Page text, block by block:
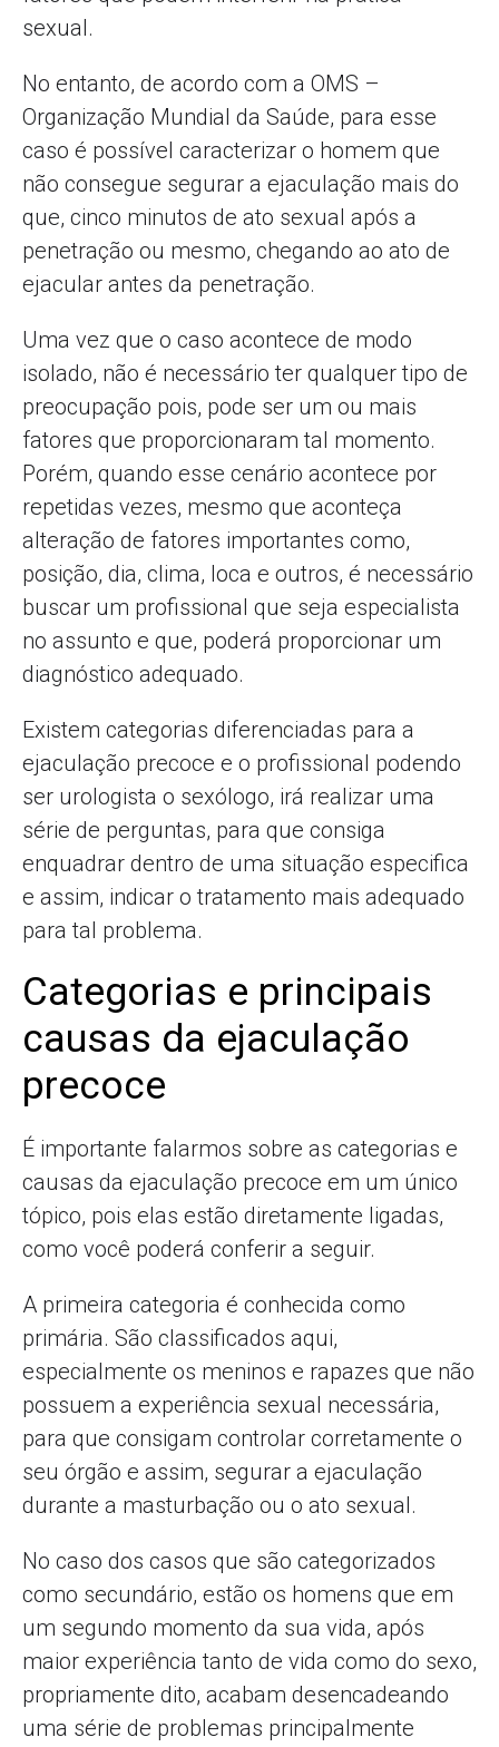
sexual.
No entanto, de acordo com a OMS –
Organização Mundial da Saúde, para esse
caso é possível caracterizar o homem que
não consegue segurar a ejaculação mais do
que, cinco minutos de ato sexual após a
penetração ou mesmo, chegando ao ato de
ejacular antes da penetração.
Uma vez que o caso acontece de modo
isolado, não é necessário ter qualquer tipo de
preocupação pois, pode ser um ou mais
fatores que proporcionaram tal momento.
Porém, quando esse cenário acontece por
repetidas vezes, mesmo que aconteça
alteração de fatores importantes como,
posição, dia, clima, loca e outros, é necessário
buscar um profissional que seja especialista
no assunto e que, poderá proporcionar um
diagnóstico adequado.
Existem categorias diferenciadas para a
ejaculação precoce e o profissional podendo
ser urologista o sexólogo, irá realizar uma
série de perguntas, para que consiga
enquadrar dentro de uma situação especifica
e assim, indicar o tratamento mais adequado
para tal problema.
Categorias e principais
causas da ejaculação
precoce
É importante falarmos sobre as categorias e
causas da ejaculação precoce em um único
tópico, pois elas estão diretamente ligadas,
como você poderá conferir a seguir.
A primeira categoria é conhecida como
primária. São classificados aqui,
especialmente os meninos e rapazes que não
possuem a experiência sexual necessária,
para que consigam controlar corretamente o
seu órgão e assim, segurar a ejaculação
durante a masturbação ou o ato sexual.
No caso dos casos que são categorizados
como secundário, estão os homens que em
um segundo momento da sua vida, após
maior experiência tanto de vida como do sexo,
propriamente dito, acabam desencadeando
uma série de problemas principalmente